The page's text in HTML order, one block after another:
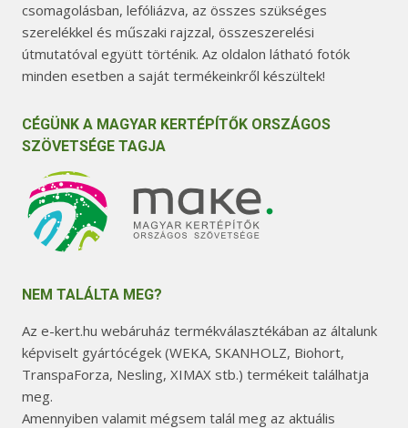
csomagolásban, lefóliázva, az összes szükséges
szerelékkel és műszaki rajzzal, összeszerelési
útmutatóval együtt történik. Az oldalon látható fotók
minden esetben a saját termékeinkről készültek!
CÉGÜNK A MAGYAR KERTÉPÍTŐK ORSZÁGOS
SZÖVETSÉGE TAGJA
NEM TALÁLTA MEG?
Az e-kert.hu webáruház termékválasztékában az általunk
képviselt gyártócégek (WEKA, SKANHOLZ, Biohort,
TranspaForza, Nesling, XIMAX stb.) termékeit találhatja
meg.
Amennyiben valamit mégsem talál meg az aktuális